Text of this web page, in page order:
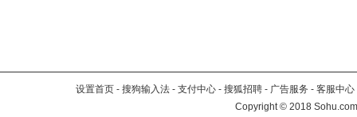
设置首页 - 搜狗输入法 - 支付中心 - 搜狐招聘 - 广告服务 - 客服中心
Copyright©2018